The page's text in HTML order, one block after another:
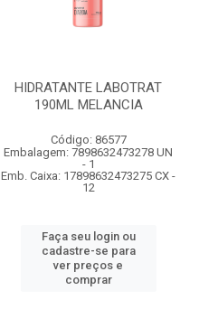
HIDRATANTE LABOTRAT
190ML MELANCIA
Código: 86577
Embalagem: 7898632473278 UN
- 1
Emb. Caixa: 17898632473275 CX -
12
Faça seu login ou
cadastre-se para
ver preços e
comprar